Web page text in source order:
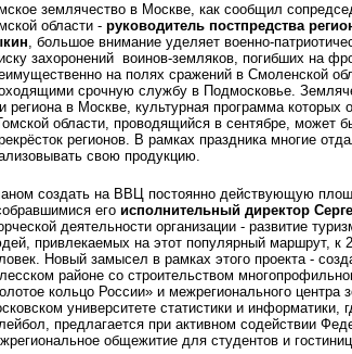
землячество в Москве, как сообщил
области - руководитель постпредства
, большое внимание уделяет военно-
захоронений воинов-земляков, погибших на
на полях сражений в Смоленской
срочную службу в Подмосковье.
региона в Москве, культурная программа
области, проводящийся в сентябре, может
регионов. В рамках праздника многие
свою продукцию.
создать на ВВЦ постоянно действующую
его исполнительный директор
деятельности организации - развитие
привлекаемых на этот популярный маршрут, к
Новый замысел в рамках этого проекта -
районе со строительством
кольцо России» и межрегионального центра
университете статистики и информатики,
предлагается при активном содействии
общежитие для студентов и